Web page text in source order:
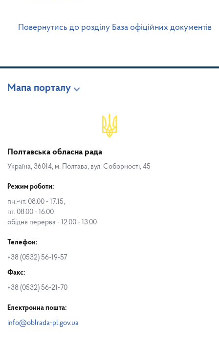
Повернутись до розділу База офіційних документів
Мапа порталу
Полтавська обласна рада
Україна, 36014, м. Полтава, вул. Соборності, 45
Режим роботи:
пн.-чт. 08.00 - 17.15,
пт. 08.00 - 16.00
обідня перерва - 12.00 - 13.00
Телефон:
+38 (0532) 56-19-57
Факс:
+38 (0532) 56-21-70
Електронна пошта:
info@oblrada-pl.gov.ua